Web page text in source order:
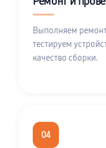
Выполняем
тестируем
качество сборки.
04